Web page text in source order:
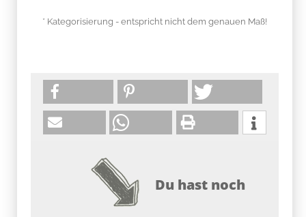
* Kategorisierung - entspricht nicht dem genauen Maß!
Du hast noch